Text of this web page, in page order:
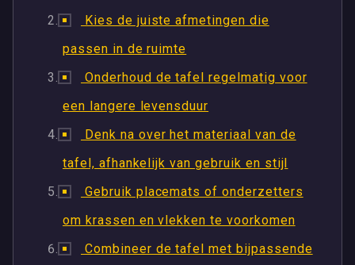
Kies de juiste afmetingen die
passen in de ruimte
Onderhoud de tafel regelmatig voor
een langere levensduur
Denk na over het materiaal van de
tafel, afhankelijk van gebruik en stijl
Gebruik placemats of onderzetters
om krassen en vlekken te voorkomen
Combineer de tafel met bijpassende